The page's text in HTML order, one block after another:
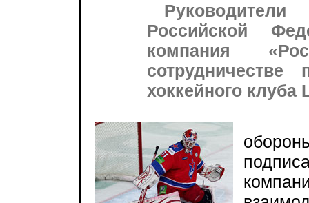
Российской
компания
сотрудничестве
хоккейного клуба